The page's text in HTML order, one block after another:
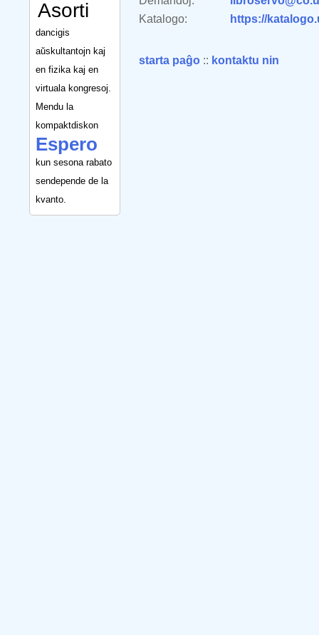
Asorti
dancigis
aŭskultantojn kaj
en fizika kaj en
virtuala kongresoj.
Mendu la
kompaktdiskon
Espero
kun sesona rabato
sendepende de la
kvanto.
Katalogo:
https://
starta paĝo :: kontaktu nin